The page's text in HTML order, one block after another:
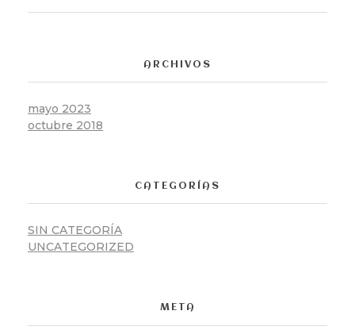
ARCHIVOS
mayo 2023
octubre 2018
CATEGORÍAS
SIN CATEGORÍA
UNCATEGORIZED
META